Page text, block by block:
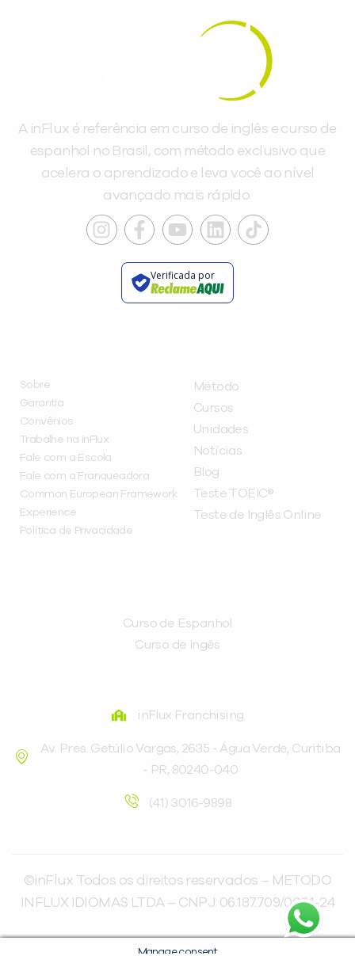
A inFlux é referência em curso de inglês e curso de
espanhol no Brasil, com método exclusivo que
acelera o aprendizado e leva você ao nível
avançado mais rápido.
Verificada por
Sobre
Garantia
Convênios
Trabalhe na inFlux
Fale com a Escola
Fale com a Franqueadora
Common European Framework
Experience
Política de Privacidade
Método
Cursos
Unidades
Notícias
Blog
Teste TOEIC®
Teste de Inglês Online
Curso de Espanhol
Curso de Ingês
inFlux Franchising
Av. Pres. Getúlio Vargas, 2635 - Água Verde, Curitiba
- PR, 80240-040
(41) 3016-9898
©inFlux Todos os direitos reservados – METODO
INFLUX IDIOMAS LTDA – CNPJ: 06.187.709/0001-24
Manage consent